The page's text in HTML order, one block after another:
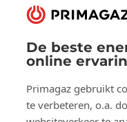
De beste
online
Primagaz gebruikt
te verbeteren, o.a.
Volg ons op: